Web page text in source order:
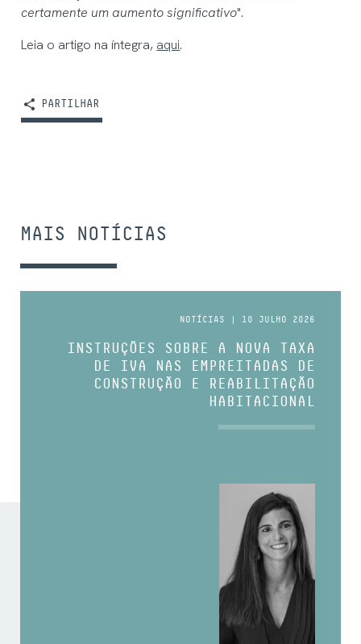
certamente um aumento significativo".
Leia o artigo na íntegra, aqui.
PARTILHAR
MAIS NOTÍCIAS
NOTÍCIAS | 10 JULHO 2026
INSTRUÇÕES SOBRE A NOVA TAXA
DE IVA NAS EMPREITADAS DE
CONSTRUÇÃO E REABILITAÇÃO
HABITACIONAL